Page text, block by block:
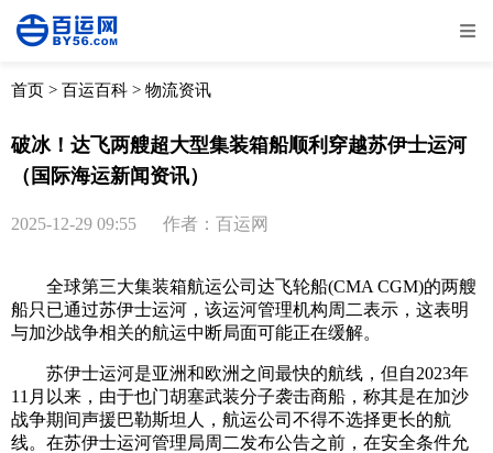
全部 物流资讯
取消
首页 > 百运百科 > 物流资讯
破冰！达飞两艘超大型集装箱船顺利穿越苏伊士运河
（国际海运新闻资讯）
2025-12-29 09:55 作者：百运网
全球第三大集装箱航运公司达飞轮船(CMA CGM)的两艘
船只已通过苏伊士运河，该运河管理机构周二表示，这表明
与加沙战争相关的航运中断局面可能正在缓解。
苏伊士运河是亚洲和欧洲之间最快的航线，但自2023年
11月以来，由于也门胡塞武装分子袭击商船，称其是在加沙
战争期间声援巴勒斯坦人，航运公司不得不选择更长的航
线。在苏伊士运河管理局周二发布公告之前，在安全条件允